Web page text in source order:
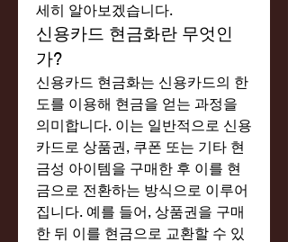
세히 알아보겠습니다.
신용카드 현금화란 무엇인
가?
신용카드 현금화는 신용카드의 한
도를 이용해 현금을 얻는 과정을
의미합니다. 이는 일반적으로 신용
카드로 상품권, 쿠폰 또는 기타 현
금성 아이템을 구매한 후 이를 현
금으로 전환하는 방식으로 이루어
집니다. 예를 들어, 상품권을 구매
한 뒤 이를 현금으로 교환할 수 있